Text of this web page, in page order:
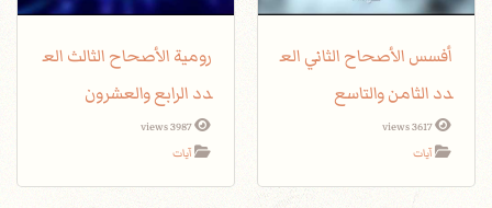
أفسس الأصحاح الثاني الع
دد الثامن والتاسع
3617 views
آيات
رومية الأصحاح الثالث الع
دد الرابع والعشرون
3987 views
آيات